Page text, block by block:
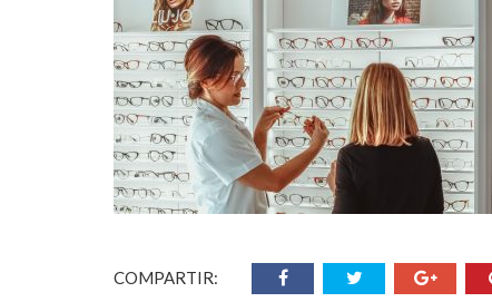
COMPARTIR: